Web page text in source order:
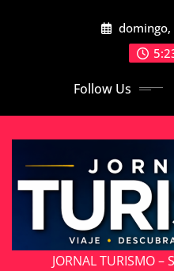
domingo,
Follow Us
JORNAL TURISMO –